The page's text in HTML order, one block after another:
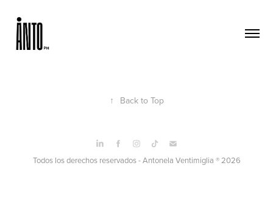
↑ Back to Top
Todos los derechos reservados - Antonela Ventimiglia ® 2026